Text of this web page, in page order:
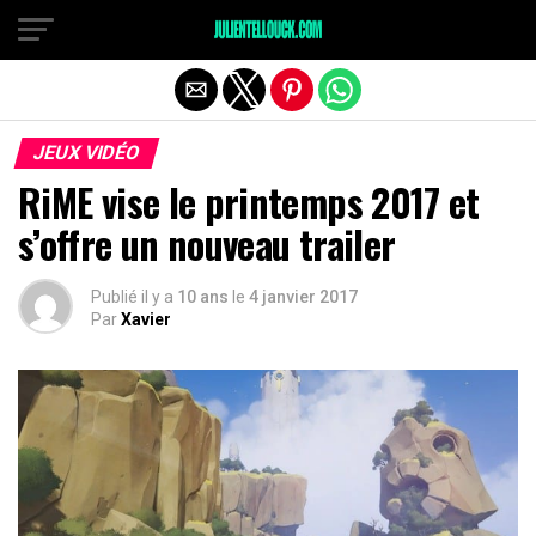
JEUX VIDÉO
RiME vise le printemps 2017 et
s’offre un nouveau trailer
Publié il y a 10 ans le 4 janvier 2017
ParXavier